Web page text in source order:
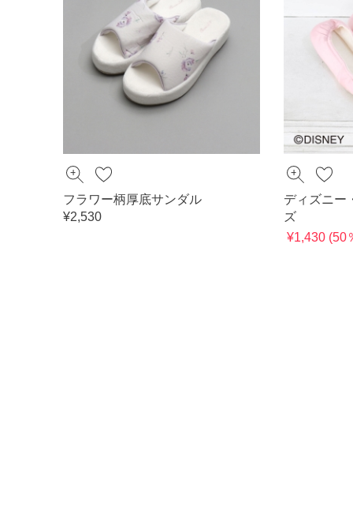
フラワー柄厚底サンダル
¥2,530
ディズニー
ズ
¥1,430 (50